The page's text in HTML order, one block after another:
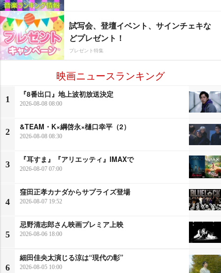
試写会、登壇イベント、サインチェキな
どプレゼント！
プレゼント特集
映画ニュースランキング
1
『8番出口』地上波初放送決定
2026-08-08 08:00
2
&TEAM・K×綱啓永×樋口幸平（2）
2026-08-08 08:30
3
『耳すま』『アリエッティ』IMAXで
2026-08-07 07:00
4
窪田正孝カナダからサプライズ登場
2026-08-07 19:52
5
忌野清志郎さん映画プレミア上映
2026-08-06 18:00
6
細田佳央太演じる涼は“現代の彰”
2026-08-05 10:00